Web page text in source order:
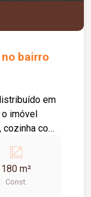
bairro
em
imóvel
com
ainda com
vaga de
180 m²
Const.